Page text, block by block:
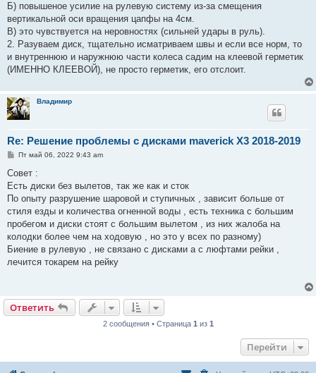
Б) повышеное усилие на рулевую систему из-за смещения
вертикальной оси вращения цапфы на 4см.
В) это чувствуется на неровностях (сильней удары в руль).
2. Разуваем диск, тщательно исматриваем швы и если все норм, то
и внутреннюю и наружнюю части колеса садим на клеевой герметик
(ИМЕННО КЛЕЕВОЙ), не просто герметик, его отслоит.
Владимир
Re: Решение проблемы с дисками maverick X3 2018-2019
С
о
щ
е
и
е
Пт май 06, 2022 9:43 am
Совет :
Есть диски без вылетов, так же как и сток
​​​​​​По опыту разрушение шаровой и ступичных , зависит больше от
стиля езды и количества огненной воды , есть техника с большим
пробегом и диски стоят с большим вылетом , из них жалоба на
колодки более чем на ходовую , но это у всех по разному)
Биение в рулевую , не связано с дисками а с люфтами рейки ,
лечится токарем на рейку
Ответить
2 сообщения • Страница 1 из 1
Перейти